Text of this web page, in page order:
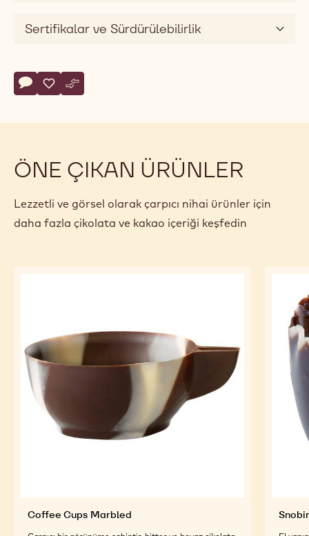
Sertifikalar ve Sürdürülebilirlik
Actions
Yorum yaz
- Snobinettes Marbled
Kaydet
- Snobinettes Marbled
Karşılaştır
- Snobinettes Marbled
ÖNE ÇIKAN ÜRÜNLER
Lezzetli ve görsel olarak çarpıcı nihai ürünler için
daha fazla çikolata ve kakao içeriği keşfedin
Coffee Cups Marbled